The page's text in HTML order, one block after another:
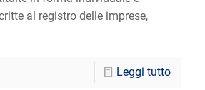
al registro delle imprese,
Leggi tutto